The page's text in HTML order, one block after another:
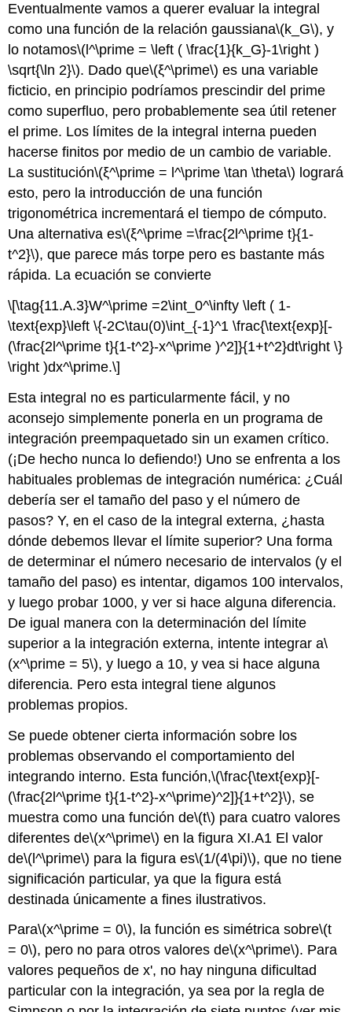
Eventualmente vamos a querer evaluar la integral
como una función de la relación gaussiana\(k_G\), y
lo notamos\(l^\prime = \left ( \frac{1}{k_G}-1\right )
\sqrt{\ln 2}\). Dado que\(ξ^\prime\) es una variable
ficticio, en principio podríamos prescindir del prime
como superfluo, pero probablemente sea útil retener
el prime. Los límites de la integral interna pueden
hacerse finitos por medio de un cambio de variable.
La sustitución\(ξ^\prime = l^\prime \tan \theta\) logrará
esto, pero la introducción de una función
trigonométrica incrementará el tiempo de cómputo.
Una alternativa es\(ξ^\prime =\frac{2l^\prime t}{1-
t^2}\), que parece más torpe pero es bastante más
rápida. La ecuación se convierte
\[\tag{11.A.3}W^\prime =2\int_0^\infty \left ( 1-
\text{exp}\left \{-2C\tau(0)\int_{-1}^1 \frac{\text{exp}[-
(\frac{2l^\prime t}{1-t^2}-x^\prime )^2]}{1+t^2}dt\right \}
\right )dx^\prime.\]
Esta integral no es particularmente fácil, y no
aconsejo simplemente ponerla en un programa de
integración preempaquetado sin un examen crítico.
(¡De hecho nunca lo defiendo!) Uno se enfrenta a los
habituales problemas de integración numérica: ¿Cuál
debería ser el tamaño del paso y el número de
pasos? Y, en el caso de la integral externa, ¿hasta
dónde debemos llevar el límite superior? Una forma
de determinar el número necesario de intervalos (y el
tamaño del paso) es intentar, digamos 100 intervalos,
y luego probar 1000, y ver si hace alguna diferencia.
De igual manera con la determinación del límite
superior a la integración externa, intente integrar a\
(x^\prime = 5\), y luego a 10, y vea si hace alguna
diferencia. Pero esta integral tiene algunos
problemas propios.
Se puede obtener cierta información sobre los
problemas observando el comportamiento del
integrando interno. Esta función,\(\frac{\text{exp}[-
(\frac{2l^\prime t}{1-t^2}-x^\prime)^2]}{1+t^2}\), se
muestra como una función de\(t\) para cuatro valores
diferentes de\(x^\prime\) en la figura XI.A1 El valor
de\(l^\prime\) para la figura es\(1/(4\pi)\), que no tiene
significación particular, ya que la figura está
destinada únicamente a fines ilustrativos.
Para\(x^\prime = 0\), la función es simétrica sobre\(t
= 0\), pero no para otros valores de\(x^\prime\). Para
valores pequeños de x', no hay ninguna dificultad
particular con la integración, ya sea por la regla de